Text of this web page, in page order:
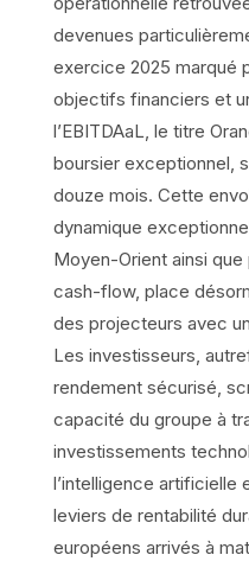
devenues
exercice 2025 marqué
objectifs financiers et
l’EBITDAaL, le titre
boursier exceptionnel,
douze mois. Cette
dynamique
Moyen-Orient ainsi
cash-flow, place
des projecteurs avec
Les investisseurs,
rendement sécurisé,
capacité du groupe à
investissements
l’intelligence artificielle
leviers de rentabilité
européens arrivés à